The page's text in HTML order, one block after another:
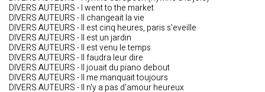
DIVERS AUTEURS - I went to the market
DIVERS AUTEURS - Il changeait la vie
DIVERS AUTEURS - Il est cinq heures, paris s'eveille
DIVERS AUTEURS - Il est un jardin
DIVERS AUTEURS - Il est venu le temps
DIVERS AUTEURS - Il faudra leur dire
DIVERS AUTEURS - Il jouait du piano debout
DIVERS AUTEURS - Il me manquait toujours
DIVERS AUTEURS - Il n'y a pas d'amour heureux